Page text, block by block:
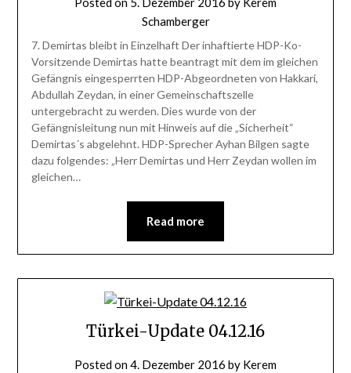
Schamberger
7. Demirtas bleibt in Einzelhaft Der inhaftierte HDP-Ko-
Vorsitzende Demirtas hatte beantragt mit dem im gleichen
Gefängnis eingesperrten HDP-Abgeordneten von Hakkari,
Abdullah Zeydan, in einer Gemeinschaftszelle
untergebracht zu werden. Dies wurde von der
Gefängnisleitung nun mit Hinweis auf die „Sicherheit“
Demirtas´s abgelehnt. HDP-Sprecher Ayhan Bilgen sagte
dazu folgendes: „Herr Demirtas und Herr Zeydan wollen im
gleichen…
Read more
Türkei-Update 04.12.16
Posted on4. Dezember 2016 by Kerem